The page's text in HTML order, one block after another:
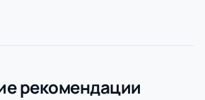
рекомендации